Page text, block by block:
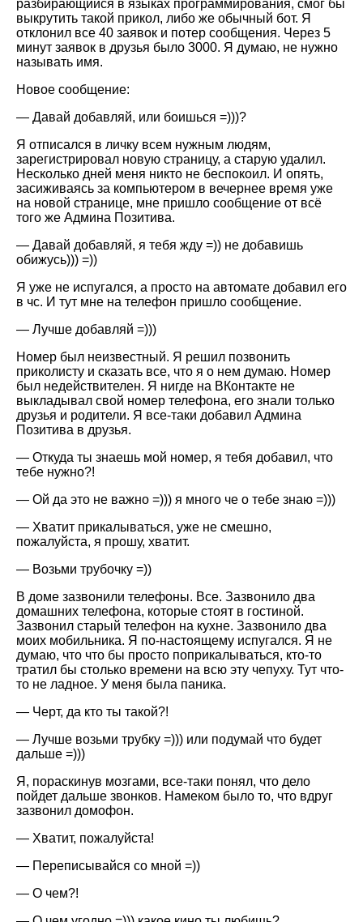
разбирающийся в языках программирования, смог бы
выкрутить такой прикол, либо же обычный бот. Я
отклонил все 40 заявок и потер сообщения. Через 5
минут заявок в друзья было 3000. Я думаю, не нужно
называть имя.
Новое сообщение:
— Давай добавляй, или боишься =)))?
Я отписался в личку всем нужным людям,
зарегистрировал новую страницу, а старую удалил.
Несколько дней меня никто не беспокоил. И опять,
засиживаясь за компьютером в вечернее время уже
на новой странице, мне пришло сообщение от всё
того же Админа Позитива.
— Давай добавляй, я тебя жду =)) не добавишь
обижусь))) =))
Я уже не испугался, а просто на автомате добавил его
в чс. И тут мне на телефон пришло сообщение.
— Лучше добавляй =)))
Номер был неизвестный. Я решил позвонить
приколисту и сказать все, что я о нем думаю. Номер
был недействителен. Я нигде на ВКонтакте не
выкладывал свой номер телефона, его знали только
друзья и родители. Я все-таки добавил Админа
Позитива в друзья.
— Откуда ты знаешь мой номер, я тебя добавил, что
тебе нужно?!
— Ой да это не важно =))) я много че о тебе знаю =)))
— Хватит прикалываться, уже не смешно,
пожалуйста, я прошу, хватит.
— Возьми трубочку =))
В доме зазвонили телефоны. Все. Зазвонило два
домашних телефона, которые стоят в гостиной.
Зазвонил старый телефон на кухне. Зазвонило два
моих мобильника. Я по-настоящему испугался. Я не
думаю, что что бы просто поприкалываться, кто-то
тратил бы столько времени на всю эту чепуху. Тут что-
то не ладное. У меня была паника.
— Черт, да кто ты такой?!
— Лучше возьми трубку =))) или подумай что будет
дальше =)))
Я, пораскинув мозгами, все-таки понял, что дело
пойдет дальше звонков. Намеком было то, что вдруг
зазвонил домофон.
— Хватит, пожалуйста!
— Переписывайся со мной =))
— О чем?!